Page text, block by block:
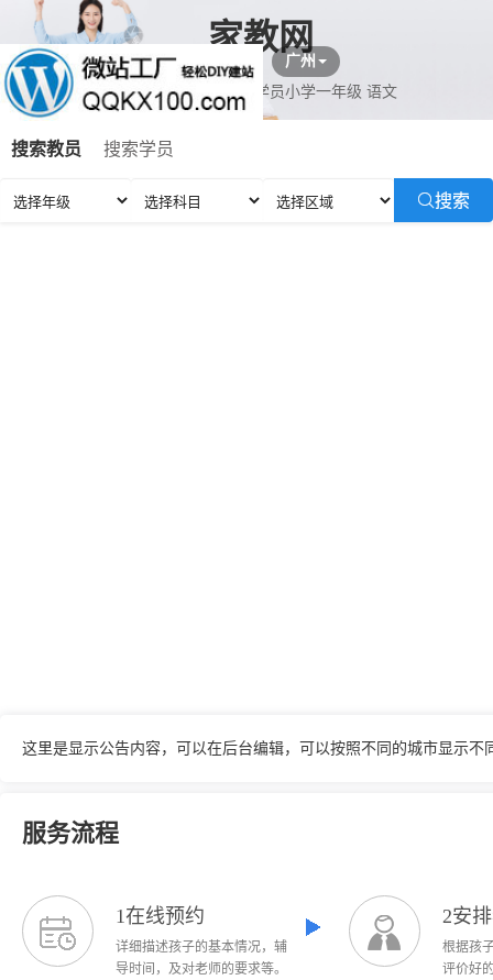
广州
家教网
汪教员预约王学员小学一年级 语文
鲁教员预约卞学员小学六年级 英语,地理,数学,化学
教员预约李学员小学四年级 生物,地理,历史,政治,物理,数学
张教员预约庄学员初二 化学,数学,英语,历史,语文,地理,生物,物
搜索教员 搜索学员
搜索
这里是显示公告内容，可以在后台编辑，可以按照不同的城市显示
服务流程
1在线预约
详细描述孩子的基本情况，辅
导时间，及对老师的要求等。
2安
根据孩
评价好